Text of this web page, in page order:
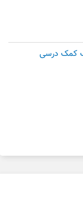
کمک درسی